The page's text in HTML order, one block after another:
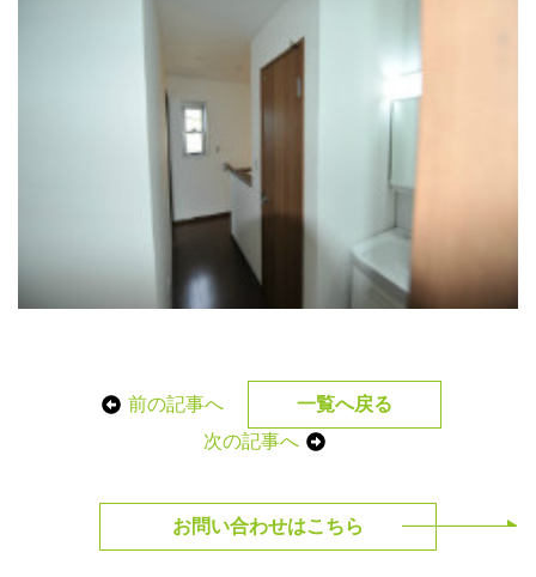
前の記事へ
一覧へ戻る
次の記事へ
お問い合わせはこちら